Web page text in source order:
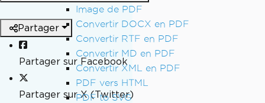
Image de PDF
Convertir DOCX en PDF
Convertir RTF en PDF
Convertir MD en PDF
Convertir XML en PDF
PDF vers HTML
PDF to SVG
Partager
Partager sur Facebook
Partager sur X (Twitter)